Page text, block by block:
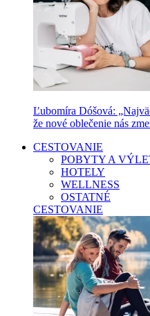
Ľubomíra Dóšová:
že nové oblečenie nás
CESTOVANIE
POBYTY A
HOTELY
WELLNESS
OSTATNÉ
CESTOVANIE